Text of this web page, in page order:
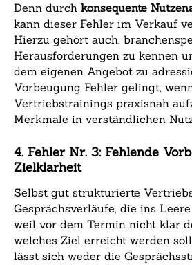
Denn durch konsequente
kann dieser Fehler im Verkauf
Hierzu gehört auch,
Herausforderungen zu kennen
dem eigenen Angebot zu
Vorbeugung Fehler gelingt,
Vertriebstrainings praxisnah
Merkmale in verständlichen
4. Fehler Nr. 3: Fehlende
Zielklarheit
Selbst gut strukturierte
Gesprächsverläufe, die ins
weil vor dem Termin nicht klar
welches Ziel erreicht werden
lässt sich weder die